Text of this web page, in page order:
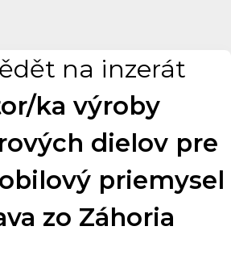
na inzerát
ka výroby
dielov pre
priemysel
zo Záhoria